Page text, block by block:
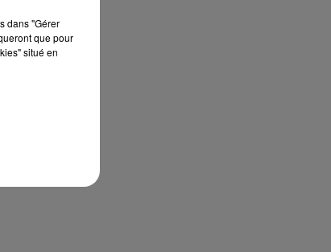
dans "Gérer
que pour
situé en